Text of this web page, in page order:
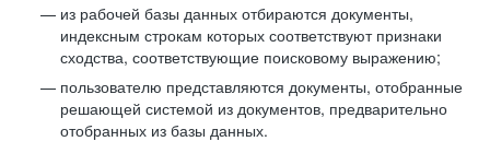
из рабочей базы данных отбираются документы,
индексным строкам которых соответствуют признаки
сходства, соответствующие поисковому выражению;
пользователю представляются документы, отобранные
решающей системой из документов, предварительно
отобранных из базы данных.